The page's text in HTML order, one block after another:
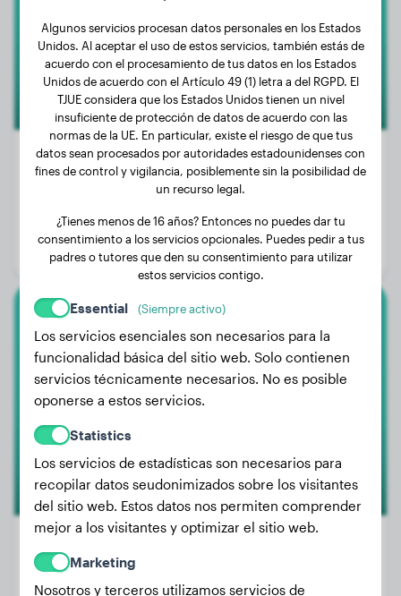
Edad:
4 años, 8 meses
Género:
Perro macho
Dana
Peso:
Algunos servicios procesan datos personales en los Estados
Unidos. Al aceptar el uso de estos servicios, también estás de
acuerdo con el procesamiento de tus datos en los Estados
Unidos de acuerdo con el Artículo 49 (1) letra a del RGPD. El
TJUE considera que los Estados Unidos tienen un nivel
insuficiente de protección de datos de acuerdo con las
normas de la UE. En particular, existe el riesgo de que tus
datos sean procesados por autoridades estadounidenses con
fines de control y vigilancia, posiblemente sin la posibilidad de
un recurso legal.
¿Tienes menos de 16 años? Entonces no puedes dar tu
consentimiento a los servicios opcionales. Puedes pedir a tus
padres o tutores que den su consentimiento para utilizar
estos servicios contigo.
Essential (Siempre activo)
Los servicios esenciales son necesarios para la
funcionalidad básica del sitio web. Solo contienen
servicios técnicamente necesarios. No es posible
oponerse a estos servicios.
Statistics
Los servicios de estadísticas son necesarios para
recopilar datos seudonimizados sobre los visitantes
del sitio web. Estos datos nos permiten comprender
mejor a los visitantes y optimizar el sitio web.
Marketing
Nosotros y terceros utilizamos servicios de